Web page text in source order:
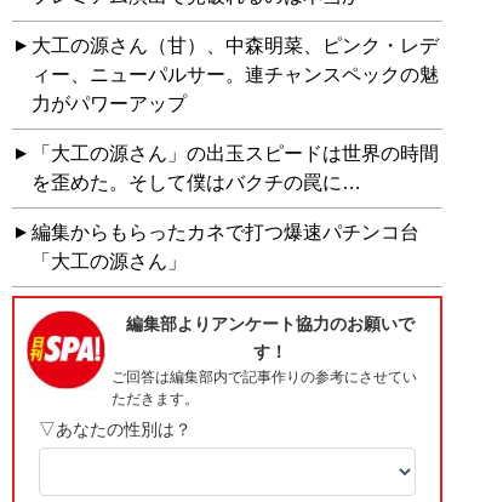
大工の源さん（甘）、中森明菜、ピンク・レデ
ィー、ニューパルサー。連チャンスペックの魅
力がパワーアップ
「大工の源さん」の出玉スピードは世界の時間
を歪めた。そして僕はバクチの罠に…
編集からもらったカネで打つ爆速パチンコ台
「大工の源さん」